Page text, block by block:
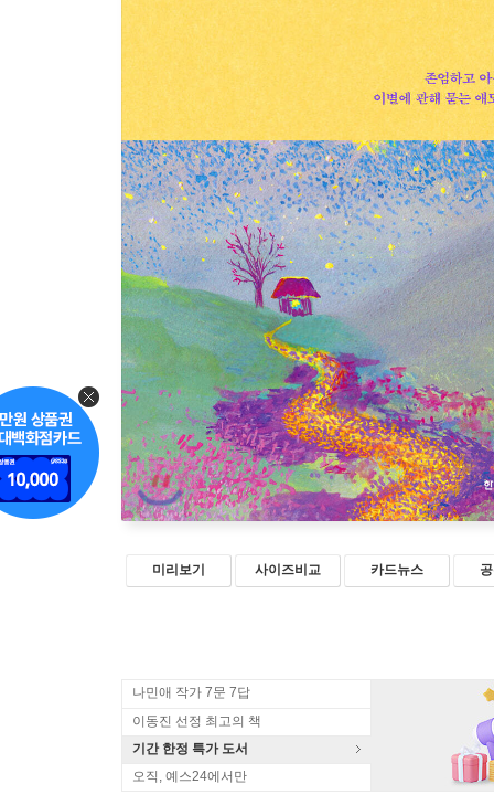
미리보기 사이즈비교 카드뉴스
나민애 작가 7문 7답
이동진 선정 최고의 책
기간 한정 특가 도서
오직, 예스24에서만